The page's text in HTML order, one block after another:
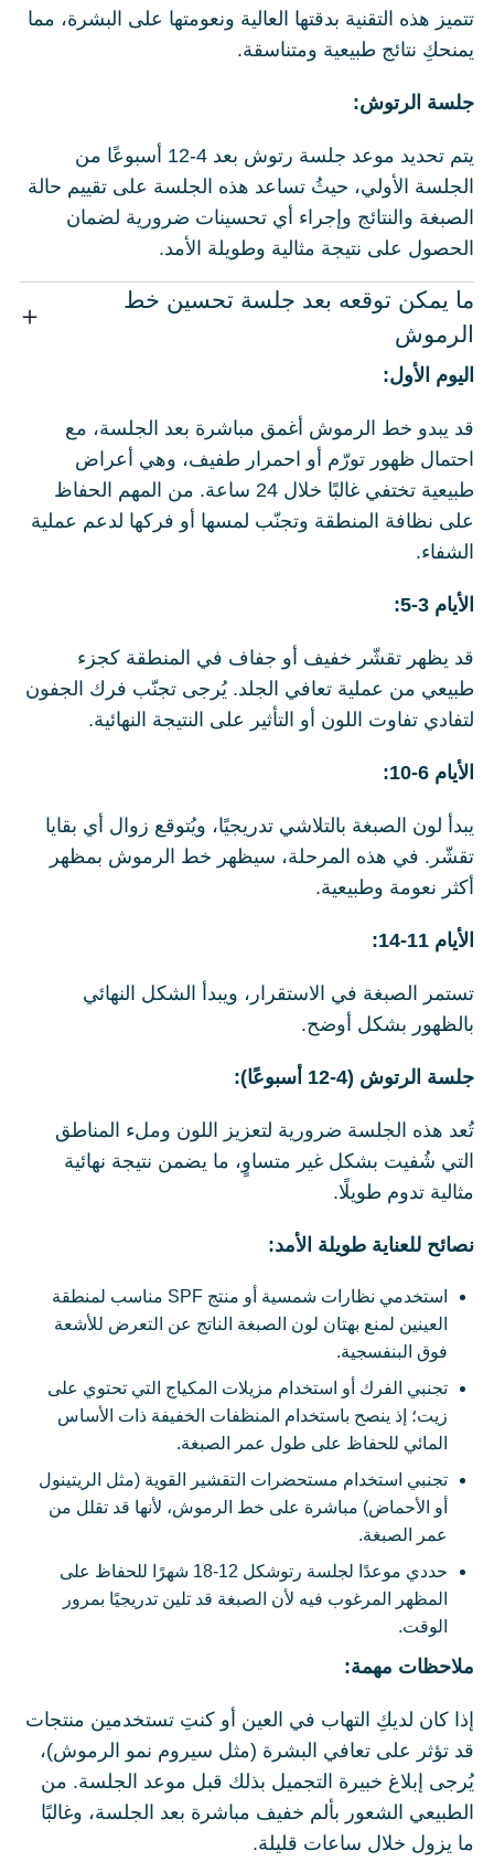
تتميز هذه التقنية بدقتها العالية ونعومتها على البشرة، مما
يمنحكِ نتائج طبيعية ومتناسقة.
جلسة الرتوش:
يتم تحديد موعد جلسة رتوش بعد 4-12 أسبوعًا من
الجلسة الأولي، حيثُ تساعد هذه الجلسة على تقييم حالة
الصبغة والنتائج وإجراء أي تحسينات ضرورية لضمان
الحصول على نتيجة مثالية وطويلة الأمد.
ما يمكن توقعه بعد جلسة تحسين خط
الرموش
اليوم الأول:
قد يبدو خط الرموش أغمق مباشرة بعد الجلسة، مع
احتمال ظهور تورّم أو احمرار طفيف، وهي أعراض
طبيعية تختفي غالبًا خلال 24 ساعة. من المهم الحفاظ
على نظافة المنطقة وتجنّب لمسها أو فركها لدعم عملية
الشفاء.
الأيام 3-5:
قد يظهر تقشّر خفيف أو جفاف في المنطقة كجزء
طبيعي من عملية تعافي الجلد. يُرجى تجنّب فرك الجفون
لتفادي تفاوت اللون أو التأثير على النتيجة النهائية.
الأيام 6-10:
يبدأ لون الصبغة بالتلاشي تدريجيًا، ويُتوقع زوال أي بقايا
تقشّر. في هذه المرحلة، سيظهر خط الرموش بمظهر
أكثر نعومة وطبيعية.
الأيام 11-14:
تستمر الصبغة في الاستقرار، ويبدأ الشكل النهائي
بالظهور بشكل أوضح.
جلسة الرتوش (4-12 أسبوعًا):
تُعد هذه الجلسة ضرورية لتعزيز اللون وملء المناطق
التي شُفيت بشكل غير متساوٍ، ما يضمن نتيجة نهائية
مثالية تدوم طويلًا.
نصائح للعناية طويلة الأمد:
استخدمي نظارات شمسية أو منتج SPF مناسب لمنطقة
العينين لمنع بهتان لون الصبغة الناتج عن التعرض للأشعة
فوق البنفسجية.
تجنبي الفرك أو استخدام مزيلات المكياج التي تحتوي على
زيت؛ إذ ينصح باستخدام المنظفات الخفيفة ذات الأساس
المائي للحفاظ على طول عمر الصبغة.
تجنبي استخدام مستحضرات التقشير القوية (مثل الريتينول
أو الأحماض) مباشرة على خط الرموش، لأنها قد تقلل من
عمر الصبغة.
حددي موعدًا لجلسة رتوشكل 12-18 شهرًا للحفاظ على
المظهر المرغوب فيه لأن الصبغة قد تلين تدريجيًا بمرور
الوقت.
ملاحظات مهمة:
إذا كان لديكِ التهاب في العين أو كنتِ تستخدمين منتجات
قد تؤثر على تعافي البشرة (مثل سيروم نمو الرموش)،
يُرجى إبلاغ خبيرة التجميل بذلك قبل موعد الجلسة. من
الطبيعي الشعور بألم خفيف مباشرة بعد الجلسة، وغالبًا
ما يزول خلال ساعات قليلة.